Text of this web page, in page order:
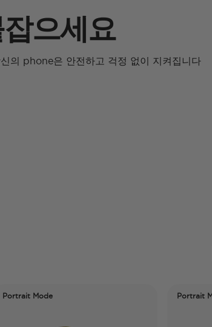
으세요
의 phone은 안전하고 걱정 없이 지켜집니다
Portrait Mode